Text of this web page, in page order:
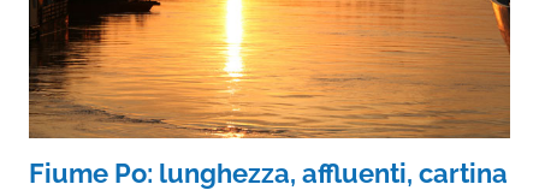
Fiume Po: lunghezza, affluenti, cartina